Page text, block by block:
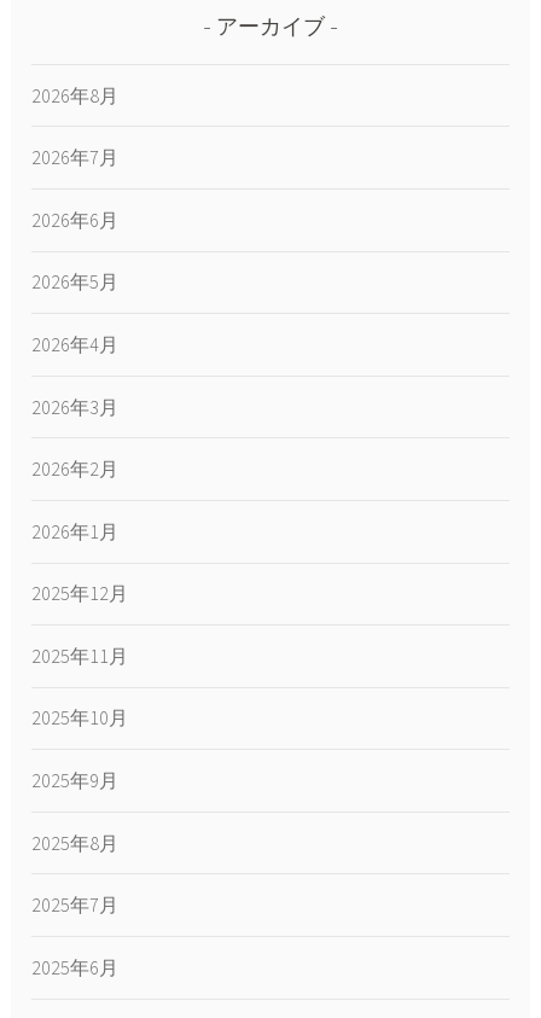
アーカイブ
2026年8月
2026年7月
2026年6月
2026年5月
2026年4月
2026年3月
2026年2月
2026年1月
2025年12月
2025年11月
2025年10月
2025年9月
2025年8月
2025年7月
2025年6月